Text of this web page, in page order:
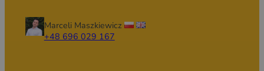
Marceli Maszkiewicz
+48 696 029 167